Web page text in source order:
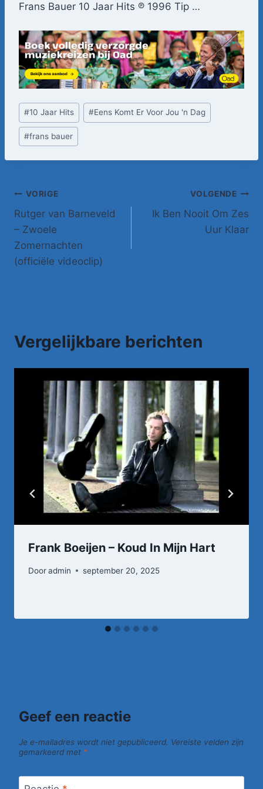
Frans Bauer 10 Jaar Hits ℗ 1996 Tip …
Bericht
tags:
#10 Jaar Hits #Eens Komt Er Voor Jou 'n Dag
#frans bauer
Bericht
navigatie
VORIGE
Rutger van Barneveld
– Zwoele
Zomernachten
(officiële videoclip)
VOLGENDE
Ik Ben Nooit Om Zes
Uur Klaar
Vergelijkbare berichten
Frank Boeijen – Koud In Mijn Hart
Dooradmin september 20, 2025
Geef een reactie
Je e-mailadres wordt niet gepubliceerd. Vereiste velden zijn
gemarkeerd met *